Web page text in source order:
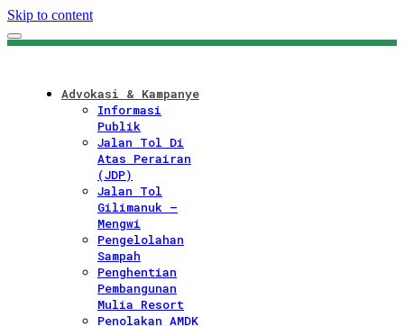
Skip to content
Advokasi & Kampanye
Informasi
Publik
Jalan Tol Di
Atas Perairan
(JDP)
Jalan Tol
Gilimanuk –
Mengwi
Pengelolahan
Sampah
Penghentian
Pembangunan
Mulia Resort
Penolakan AMDK